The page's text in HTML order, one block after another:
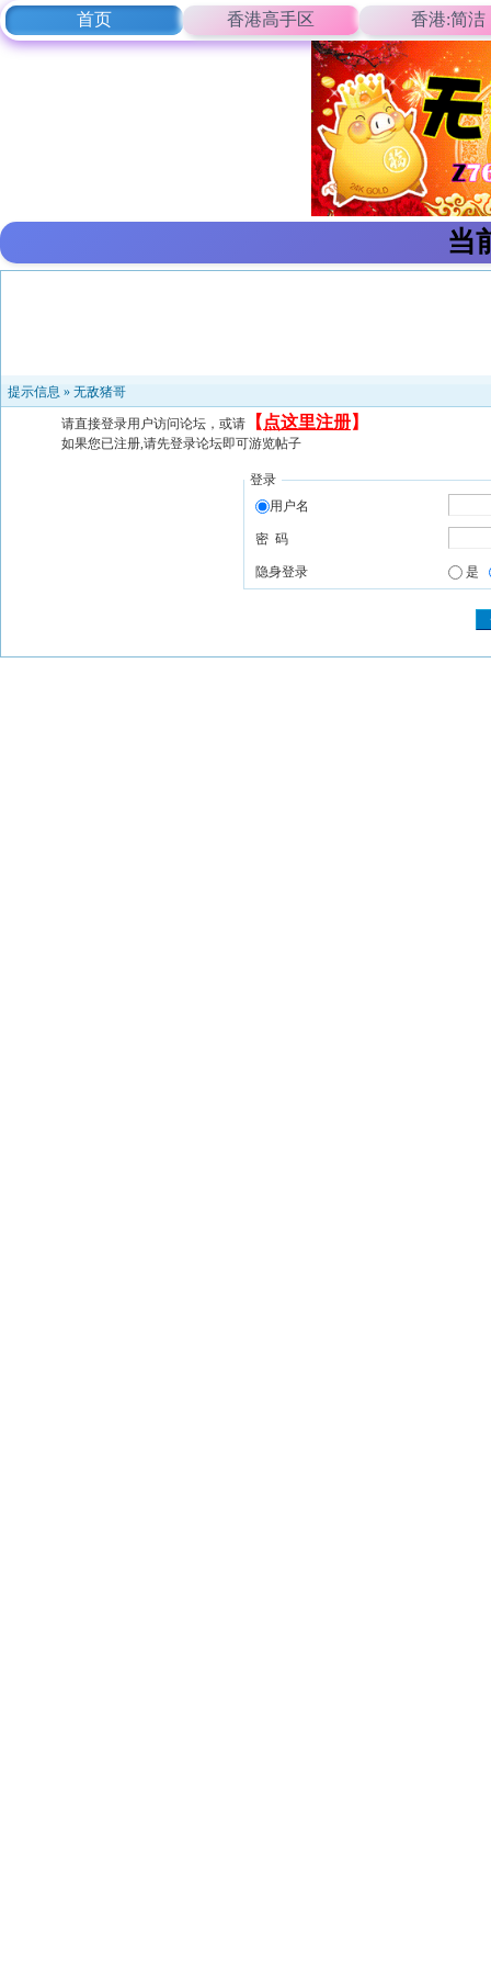
首页 香港高手区 香港:简洁
当
提示信息 » 无敌猪哥
请直接登录用户访问论坛，或请 【 点这里注册】
如果您已注册,请先登录论坛即可游览帖子
登录
用户名
密 码
隐身登录 是